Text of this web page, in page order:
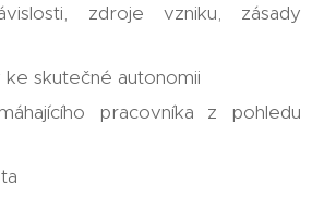
zdroje vzniku, zásady
skutečné autonomii
pracovníka z pohledu